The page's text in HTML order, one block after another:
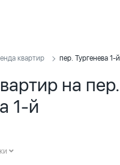
квартир пер. Тургенева 1-й
на пер.
1-й